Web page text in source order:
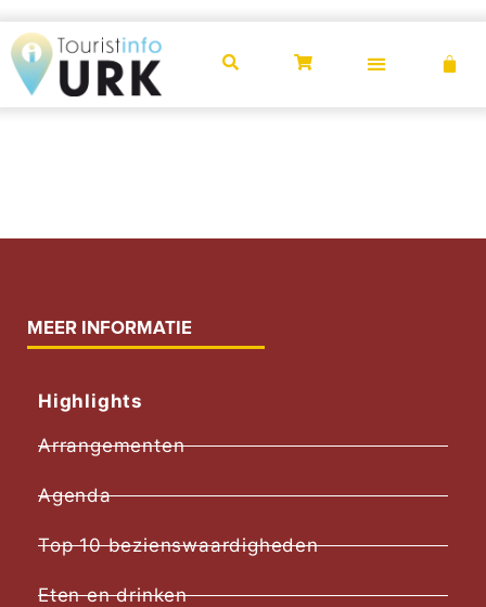
MEER INFORMATIE
Highlights
Arrangementen
Agenda
Top 10 bezienswaardigheden
Eten en drinken